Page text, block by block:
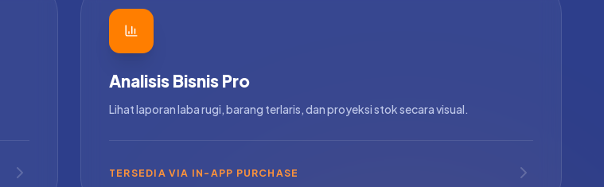
Analisis Bisnis Pro
Lihat laporan laba rugi, barang terlaris, dan proyeksi stok secara visual.
TERSEDIA VIA IN-APP PURCHASE